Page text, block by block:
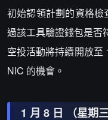
初始認領計劃的資格檢
過該工具驗證錢包是否
空投活動將持續開放至
NIC 的機會。
1 月 8 日 （星期三